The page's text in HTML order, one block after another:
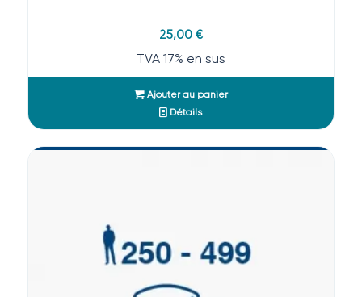
25,00 €
TVA 17% en sus
Ajouter au panier
Détails